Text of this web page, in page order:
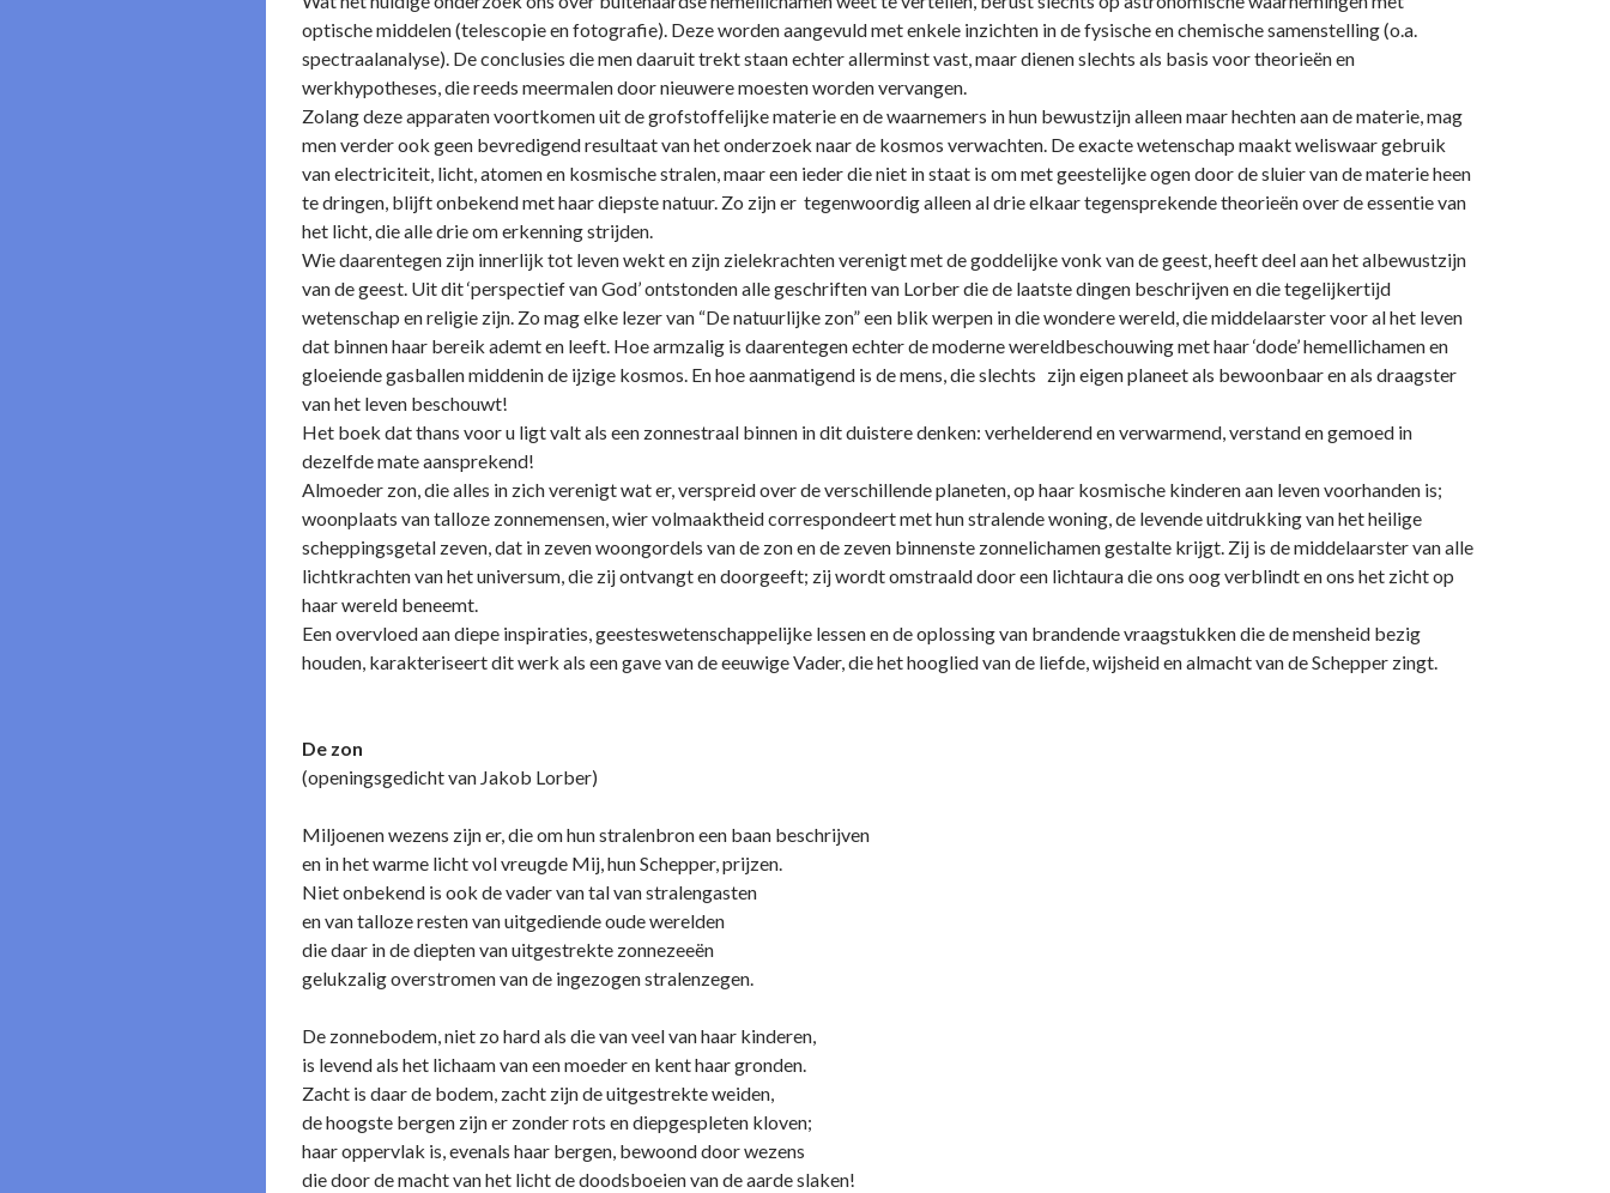
optische middelen (telescopie en fotografie). Deze worden aangevuld met enkele inzichten in de fysische en chemische samenstelling (o.a.
spectraalanalyse). De conclusies die men daaruit trekt staan echter allerminst vast, maar dienen slechts als basis voor theorieën en
werkhypotheses, die reeds meermalen door nieuwere moesten worden vervangen.
Zolang deze apparaten voortkomen uit de grofstoffelijke materie en de waarnemers in hun bewustzijn alleen maar hechten aan de materie, mag
men verder ook geen bevredigend resultaat van het o­nderzoek naar de kosmos verwachten. De exacte wetenschap maakt weliswaar gebruik
van electriciteit, licht, atomen en kosmische stralen, maar een ieder die niet in staat is om met geestelijke ogen door de sluier van de materie heen
te dringen, blijft o­nbekend met haar diepste natuur. Zo zijn er tegenwoordig alleen al drie elkaar tegensprekende theorieën over de essentie van
het licht, die alle drie om erkenning strijden.
Wie daarentegen zijn innerlijk tot leven wekt en zijn zielekrachten verenigt met de goddelijke vonk van de geest, heeft deel aan het albewustzijn
van de geest. Uit dit ‘perspectief van God’ o­ntstonden alle geschriften van Lorber die de laatste dingen beschrijven en die tegelijkertijd
wetenschap en religie zijn. Zo mag elke lezer van “De natuurlijke zon” een blik werpen in die wondere wereld, die middelaarster voor al het leven
dat binnen haar bereik ademt en leeft. Hoe armzalig is daarentegen echter de moderne wereldbeschouwing met haar ‘dode’ hemellichamen en
gloeiende gasballen middenin de ijzige kosmos. En hoe aanmatigend is de mens, die slechts zijn eigen planeet als bewoonbaar en als draagster
van het leven beschouwt!
Het boek dat thans voor u ligt valt als een zonnestraal binnen in dit duistere denken: verhelderend en verwarmend, verstand en gemoed in
dezelfde mate aansprekend!
Almoeder zon, die alles in zich verenigt wat er, verspreid over de verschillende planeten, op haar kosmische kinderen aan leven voorhanden is;
woonplaats van talloze zonnemensen, wier volmaaktheid correspondeert met hun stralende woning, de levende uitdrukking van het heilige
scheppingsgetal zeven, dat in zeven woongordels van de zon en de zeven binnenste zonnelichamen gestalte krijgt. Zij is de middelaarster van alle
lichtkrachten van het universum, die zij o­ntvangt en doorgeeft; zij wordt omstraald door een lichtaura die o­ns oog verblindt en o­ns het zicht op
haar wereld beneemt.
Een overvloed aan diepe inspiraties, geesteswetenschappelijke lessen en de oplossing van brandende vraagstukken die de mensheid bezig
houden, karakteriseert dit werk als een gave van de eeuwige Vader, die het hooglied van de liefde, wijsheid en almacht van de Schepper zingt.
De zon
(openingsgedicht van Jakob Lorber)
Miljoenen wezens zijn er, die om hun stralenbron een baan beschrijven
en in het warme licht vol vreugde Mij, hun Schepper, prijzen.
Niet o­nbekend is ook de vader van tal van stralengasten
en van talloze resten van uitgediende oude werelden
die daar in de diepten van uitgestrekte zonnezeeën
gelukzalig overstromen van de ingezogen stralenzegen.
De zonnebodem, niet zo hard als die van veel van haar kinderen,
is levend als het lichaam van een moeder en kent haar gronden.
Zacht is daar de bodem, zacht zijn de uitgestrekte weiden,
de hoogste bergen zijn er zonder rots en diepgespleten kloven;
haar oppervlak is, evenals haar bergen, bewoond door wezens
die door de macht van het licht de doodsboeien van de aarde slaken!